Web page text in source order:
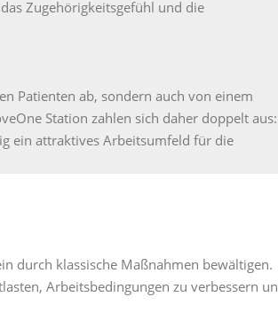
Zugehörigkeitsgefühl und die
Patienten ab, sondern auch von einem
Station zahlen sich daher doppelt aus:
ein attraktives Arbeitsumfeld für die
durch klassische Maßnahmen bewältigen.
Arbeitsbedingungen zu verbessern